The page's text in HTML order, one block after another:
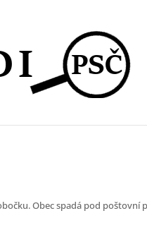
Obec spadá pod poštovní